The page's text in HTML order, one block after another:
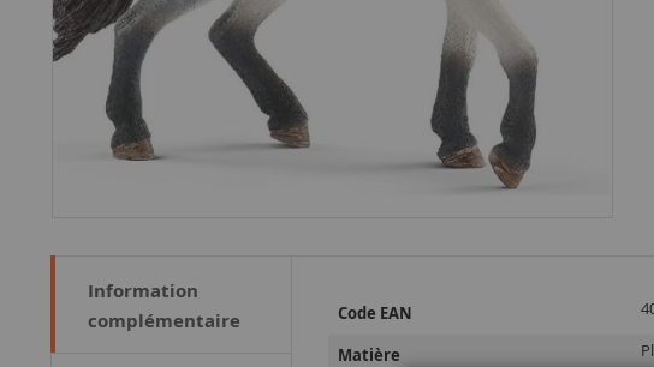
Information
complémentaire
d’information
Code EAN
Matière